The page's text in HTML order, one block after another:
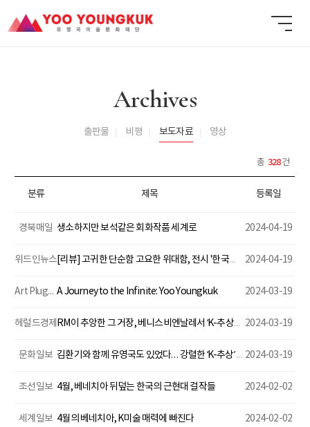
Archives
출판물 비평 보도자료 영상
총 328건
분류 제목 등록일
경북매일 생소하지만 보석같은 회화작품 세계로 2024-04-19
위드인뉴스 [리뷰] 고귀한 단순함 고요한 위대함, 전시 '한국의 기하학적 추상미술' 2024-04-19
Art Plugged A Journey to the Infinite: Yoo Youngkuk 2024-03-19
헤럴드경제 RM이 추앙한 그 거장, 베니스비엔날레서 ‘K-추상미술’ 보여준다 2024-03-19
문화일보 김환기와 함께 유영국도 있었다… 강렬한 ‘K-추상’ 유럽 첫선 2024-03-19
조선일보 4월, 베네치아 뒤덮는 한국의 근현대 걸작들 2024-02-02
세계일보 4월의 베네치아, K미술 매력에 빠진다 2024-02-02